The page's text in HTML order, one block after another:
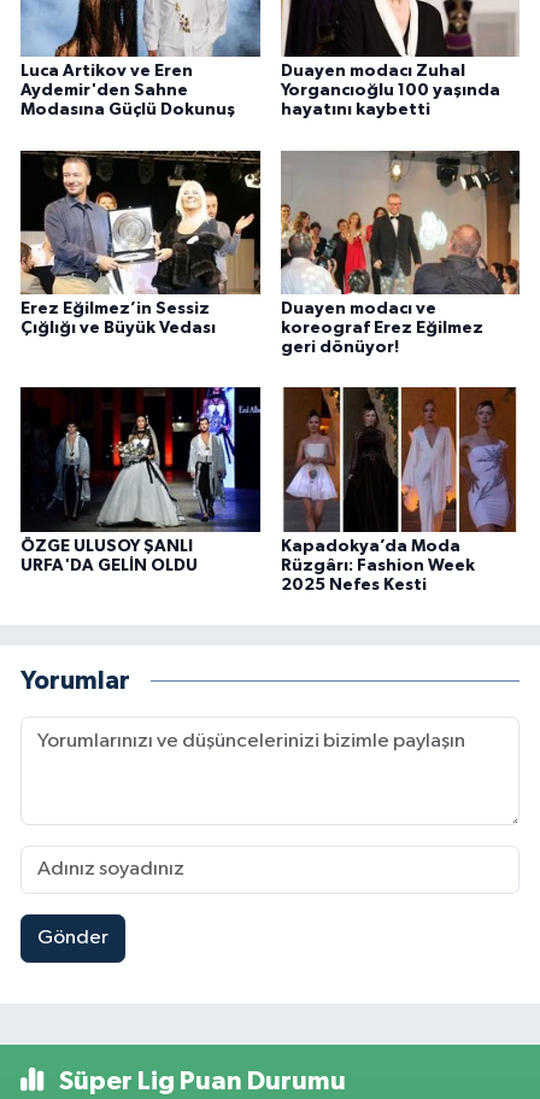
Luca Artikov ve Eren
Aydemir'den Sahne
Modasına Güçlü Dokunuş
Duayen modacı Zuhal
Yorgancıoğlu 100 yaşında
hayatını kaybetti
Erez Eğilmez’in Sessiz
Çığlığı ve Büyük Vedası
Duayen modacı ve
koreograf Erez Eğilmez
geri dönüyor!
ÖZGE ULUSOY ŞANLI
URFA'DA GELİN OLDU
Kapadokya’da Moda
Rüzgârı: Fashion Week
2025 Nefes Kesti
Yorumlar
Gönder
Süper Lig Puan Durumu